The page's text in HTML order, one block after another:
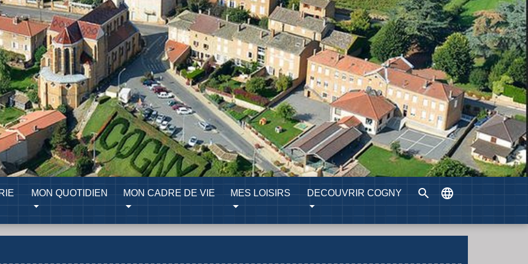
MON QUOTIDIEN MON CADRE DE VIE MES LOISIRS DECOUVRIR COGNY search language